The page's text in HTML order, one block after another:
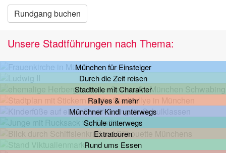
Rundgang buchen
Unsere Stadtführungen nach Thema:
München für Einsteiger
Durch die Zeit reisen
Stadtteile mit Charakter
Rallyes & mehr
Münchner Kindl unterwegs
Schule unterwegs
Extratouren
Rund ums Essen